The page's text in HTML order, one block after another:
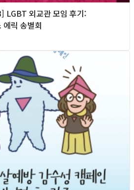
LGBT 외교관 모임 후기:
릭 송별회